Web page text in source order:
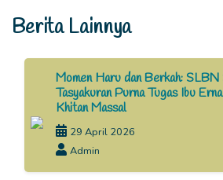
Berita Lainnya
Momen Haru dan Berkah:
Tasyakuran Purna Tugas Ibu
Khitan Massal
29 April 2026
Admin